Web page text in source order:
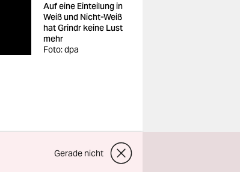
Auf eine Einteilung in
Weiß und Nicht-Weiß
hat Grindr keine Lust
mehr
Foto: dpa
Gerade nicht